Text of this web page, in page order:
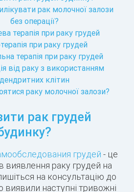
рак молочної залози
без операції?
терапія при раку грудей
при раку грудей
терапія при раку грудей
від раку з використанням
дендритних клітин
раку молочної залози?
рак грудей
грудей - це
виявлення раку грудей на
на консультацію до
наступні тривожні